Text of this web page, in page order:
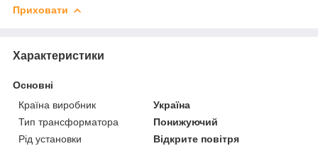
Приховати
Характеристики
Основні
Країна виробник
Україна
Тип трансформатора
Понижуючий
Рід установки
Відкрите повітря